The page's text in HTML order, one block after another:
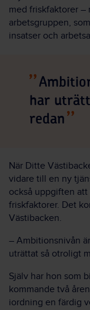
med friskfaktorer –
arbetsgruppen,
insatser och
har
redan
När Ditte
vidare till en ny
också uppgiften
friskfaktorer. Det
Västibacken.
– Ambitionsnivån
uträttat så otroligt
Själv har hon som
kommande två
iordning en färdig